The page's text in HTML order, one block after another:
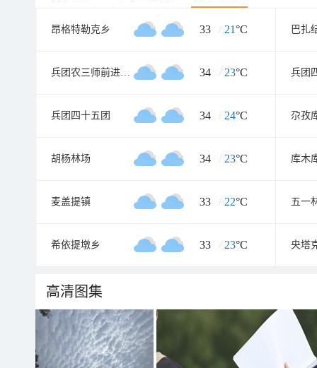
昂格特勒克乡 33 / 21°C 巴扎
兵团农三师前进水库管理处 34 / 23°C 兵团
兵团四十五团 34 / 24°C 尕孜
胡杨林场 34 / 23°C 库木
麦盖提镇 33 / 22°C 五一
希依提墩乡 33 / 23°C 央塔
高清图集